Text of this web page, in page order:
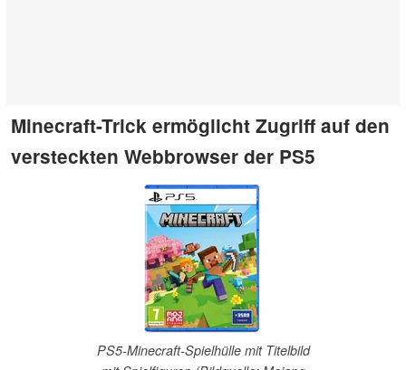
Minecraft-Trick ermöglicht Zugriff auf den
versteckten Webbrowser der PS5
PS5-Minecraft-Spielhülle mit Titelbild